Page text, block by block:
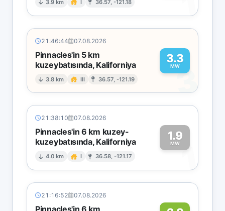
3.9 km I 36.57, -121.18
21:46:44 07.08.2026
Pinnacles'in 5 km
kuzeybatısında, Kaliforniya
3.8 km III 36.57, -121.19
3.3
MW
3
21:38:10 07.08.2026
Pinnacles'in 6 km kuzey-
kuzeybatısında, Kaliforniya
4.0 km I 36.58, -121.17
1.9
MW1
21:16:52 07.08.2026
Pinnacles'in 6 km